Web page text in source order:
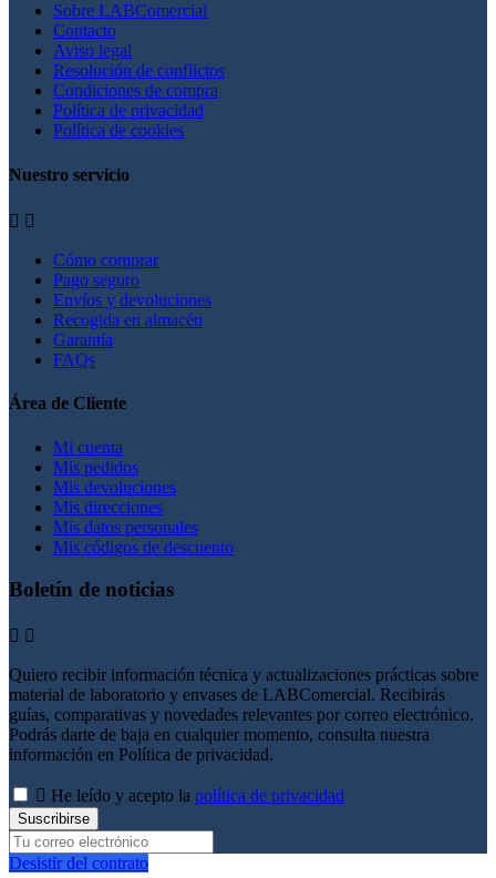
Sobre LABComercial
Contacto
Aviso legal
Resolución de conflictos
Condiciones de compra
Política de privacidad
Política de cookies
Nuestro servicio
 
Cómo comprar
Pago seguro
Envíos y devoluciones
Recogida en almacén
Garantía
FAQs
Área de Cliente
Mi cuenta
Mis pedidos
Mis devoluciones
Mis direcciones
Mis datos personales
Mis códigos de descuento
Boletín de noticias
 
Quiero recibir información técnica y actualizaciones prácticas sobre
material de laboratorio y envases de LABComercial. Recibirás
guías, comparativas y novedades relevantes por correo electrónico.
Podrás darte de baja en cualquier momento, consulta nuestra
información en Política de privacidad.
 He leído y acepto la política de privacidad
Suscribirse
Desistir del contrato